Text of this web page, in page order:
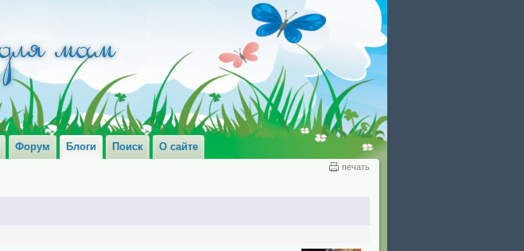
Форум Блоги Поиск О сайте
печать